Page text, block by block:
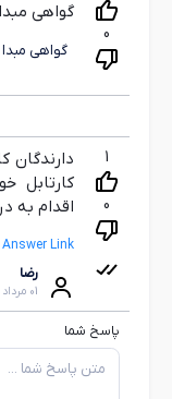
0
گواهی
گواهی مبدا
1
0
دارندگان
کارتابل
اقدام به
Answer Link
رضا
01 مرداد 1401 ساعت 20:05
پاسخ شما